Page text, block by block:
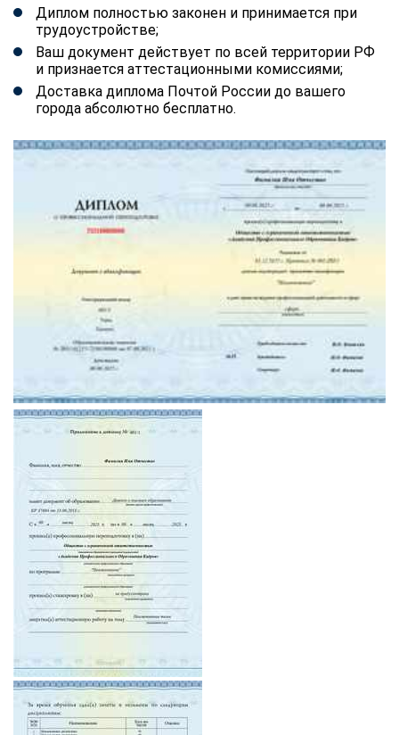
Диплом полностью законен и принимается при
трудоустройстве;
Ваш документ действует по всей территории РФ
и признается аттестационными комиссиями;
Доставка диплома Почтой России до вашего
города абсолютно бесплатно.